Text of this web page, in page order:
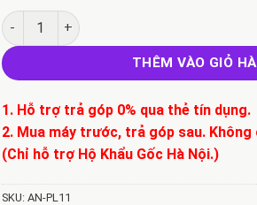
Bán Màn Hình LCD Philips 276B1 27 số
THÊM VÀO GIỎ
1. Hỗ trợ trả góp 0% qua thẻ tín dụng.
2. Mua máy trước, trả góp sau. Không
(Chỉ hỗ trợ Hộ Khẩu Gốc Hà Nội.)
SKU: AN-PL11